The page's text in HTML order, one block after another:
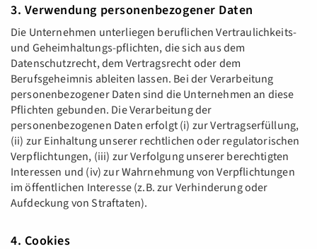
3. Verwendung personenbezogener Daten
Die Unternehmen unterliegen beruflichen Vertraulichkeits-
und Geheimhaltungs-pflichten, die sich aus dem
Datenschutzrecht, dem Vertragsrecht oder dem
Berufsgeheimnis ableiten lassen. Bei der Verarbeitung
personenbezogener Daten sind die Unternehmen an diese
Pflichten gebunden. Die Verarbeitung der
personenbezogenen Daten erfolgt (i) zur Vertragserfüllung,
(ii) zur Einhaltung unserer rechtlichen oder regulatorischen
Verpflichtungen, (iii) zur Verfolgung unserer berechtigten
Interessen und (iv) zur Wahrnehmung von Verpflichtungen
im öffentlichen Interesse (z.B. zur Verhinderung oder
Aufdeckung von Straftaten).
4. Cookies